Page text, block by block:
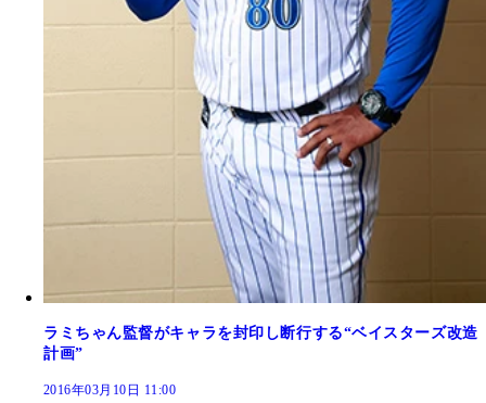
ラミちゃん監督がキャラを封印し断行する“ベイスターズ改造
計画”
2016年03月10日 11:00